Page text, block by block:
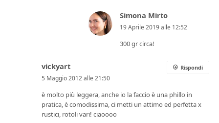
Simona Mirto
19 Aprile 2019 alle 12:52
300 gr circa!
vickyart
5 Maggio 2012 alle 21:50
è molto più leggera, anche io la faccio è una phillo in
pratica, è comodissima, ci metti un attimo ed perfetta x
rustici, rotoli vari! ciaoooo
Rispondi